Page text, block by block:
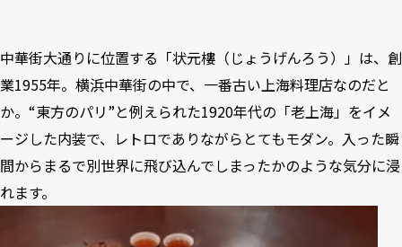
中華街大通りに位置する「状元樓（じょうげんろう）」は、創
業1955年。横浜中華街の中で、一番古い上海料理店なのだと
か。“東方のパリ”と例えられた1920年代の「老上海」をイメ
ージした内装で、レトロでありながらとてもモダン。入った瞬
間からまるで別世界に飛び込んでしまったかのような気分に浸
れます。